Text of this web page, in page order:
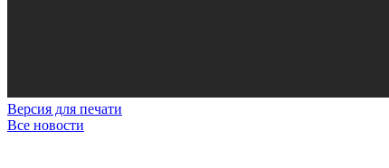
Версия для печати
Все новости